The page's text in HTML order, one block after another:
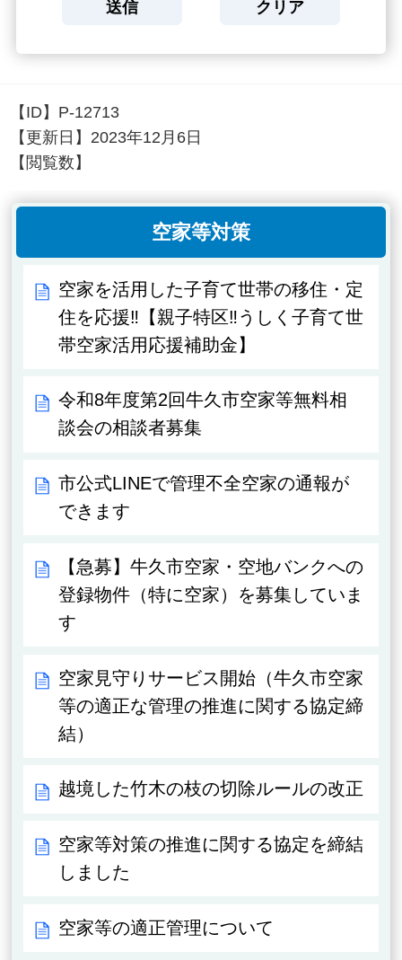
【ID】 P-12713
【更新日】 2023年12月6日
【閲覧数】
空家等対策
空家を活用した子育て世帯の移住・定
住を応援‼【親子特区‼うしく子育て世
帯空家活用応援補助金】
令和8年度第2回牛久市空家等無料相
談会の相談者募集
市公式LINEで管理不全空家の通報が
できます
【急募】牛久市空家・空地バンクへの
登録物件（特に空家）を募集していま
す
空家見守りサービス開始（牛久市空家
等の適正な管理の推進に関する協定締
結）
越境した竹木の枝の切除ルールの改正
空家等対策の推進に関する協定を締結
しました
空家等の適正管理について